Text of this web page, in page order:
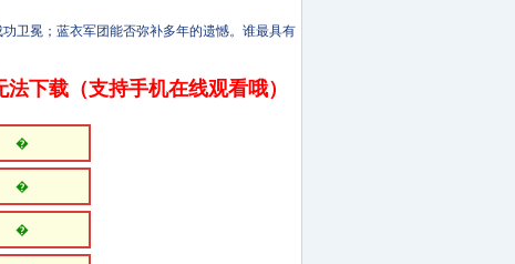
卫冕；蓝衣军团能否弥补多年的遗憾。谁最具有
下载（支持手机在线观看哦）
�
�
�